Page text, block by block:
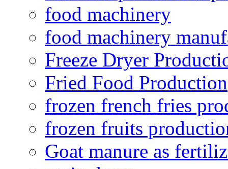
food machinery
food machinery
Freeze Dryer
Fried Food Production
frozen french fries
frozen fruits
Goat manure as